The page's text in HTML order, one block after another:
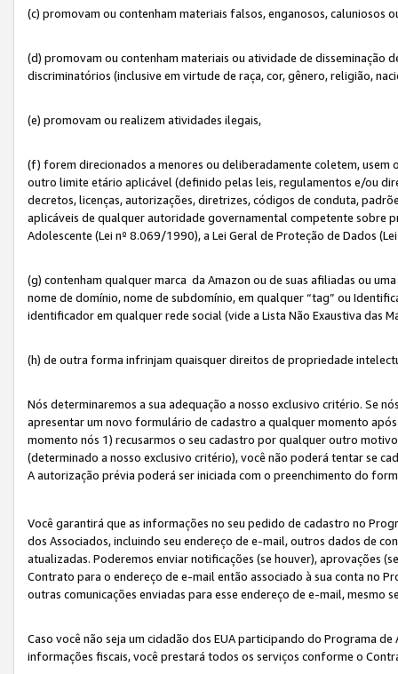
(c) promovam ou contenham materiais falsos, enganosos, caluniosos
(d) promovam ou contenham materiais ou atividade de disseminação
discriminatórios (inclusive em virtude de raça, cor, gênero, religião,
(e) promovam ou realizem atividades ilegais,
(f) forem direcionados a menores ou deliberadamente coletem, usem
outro limite etário aplicável (definido pelas leis, regulamentos e/ou
decretos, licenças, autorizações, diretrizes, códigos de conduta,
aplicáveis de qualquer autoridade governamental competente sobre
Adolescente (Lei nº 8.069/1990), a Lei Geral de Proteção de Dados
(g) contenham qualquer marca da Amazon ou de suas afiliadas ou
nome de domínio, nome de subdomínio, em qualquer “tag” ou
identificador em qualquer rede social (vide a Lista Não Exaustiva das
(h) de outra forma infrinjam quaisquer direitos de propriedade
Nós determinaremos a sua adequação a nosso exclusivo critério. Se
apresentar um novo formulário de cadastro a qualquer momento
momento nós 1) recusarmos o seu cadastro por qualquer outro
(determinado a nosso exclusivo critério), você não poderá tentar se
A autorização prévia poderá ser iniciada com o preenchimento do
Você garantirá que as informações no seu pedido de cadastro no
dos Associados, incluindo seu endereço de e-mail, outros dados de
atualizadas. Poderemos enviar notificações (se houver), aprovações
Contrato para o endereço de e-mail então associado à sua conta no
outras comunicações enviadas para esse endereço de e-mail,
Caso você não seja um cidadão dos EUA participando do Programa
informações fiscais, você prestará todos os serviços conforme o